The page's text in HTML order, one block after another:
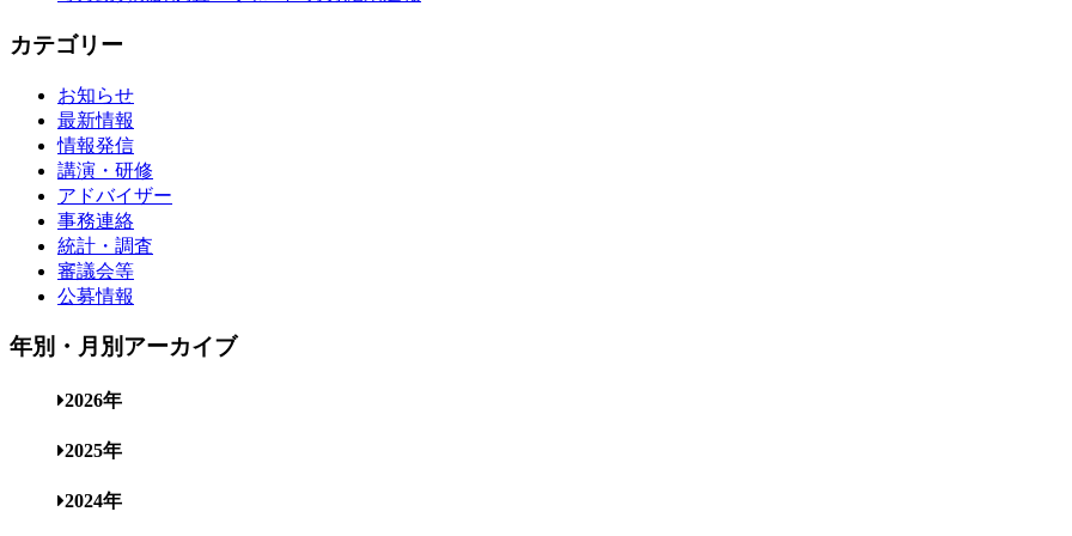
カテゴリー
お知らせ
最新情報
情報発信
講演・研修
アドバイザー
事務連絡
統計・調査
審議会等
公募情報
年別・月別アーカイブ
2026年
2025年
2024年